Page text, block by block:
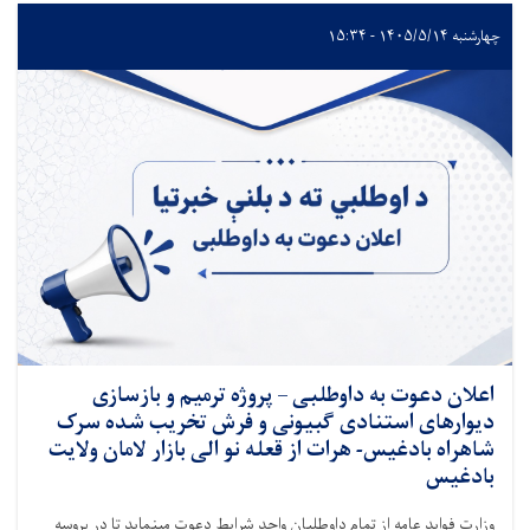
چهارشنبه ۱۴۰۵/۵/۱۴ - ۱۵:۳۴
اعلان دعوت به داوطلبی – پروژه ترمیم و بازسازی
دیوارهای استنادی گبیونی و فرش تخریب شده سرک
شاهراه بادغیس- هرات از قعله نو الی بازار لامان ولایت
بادغیس